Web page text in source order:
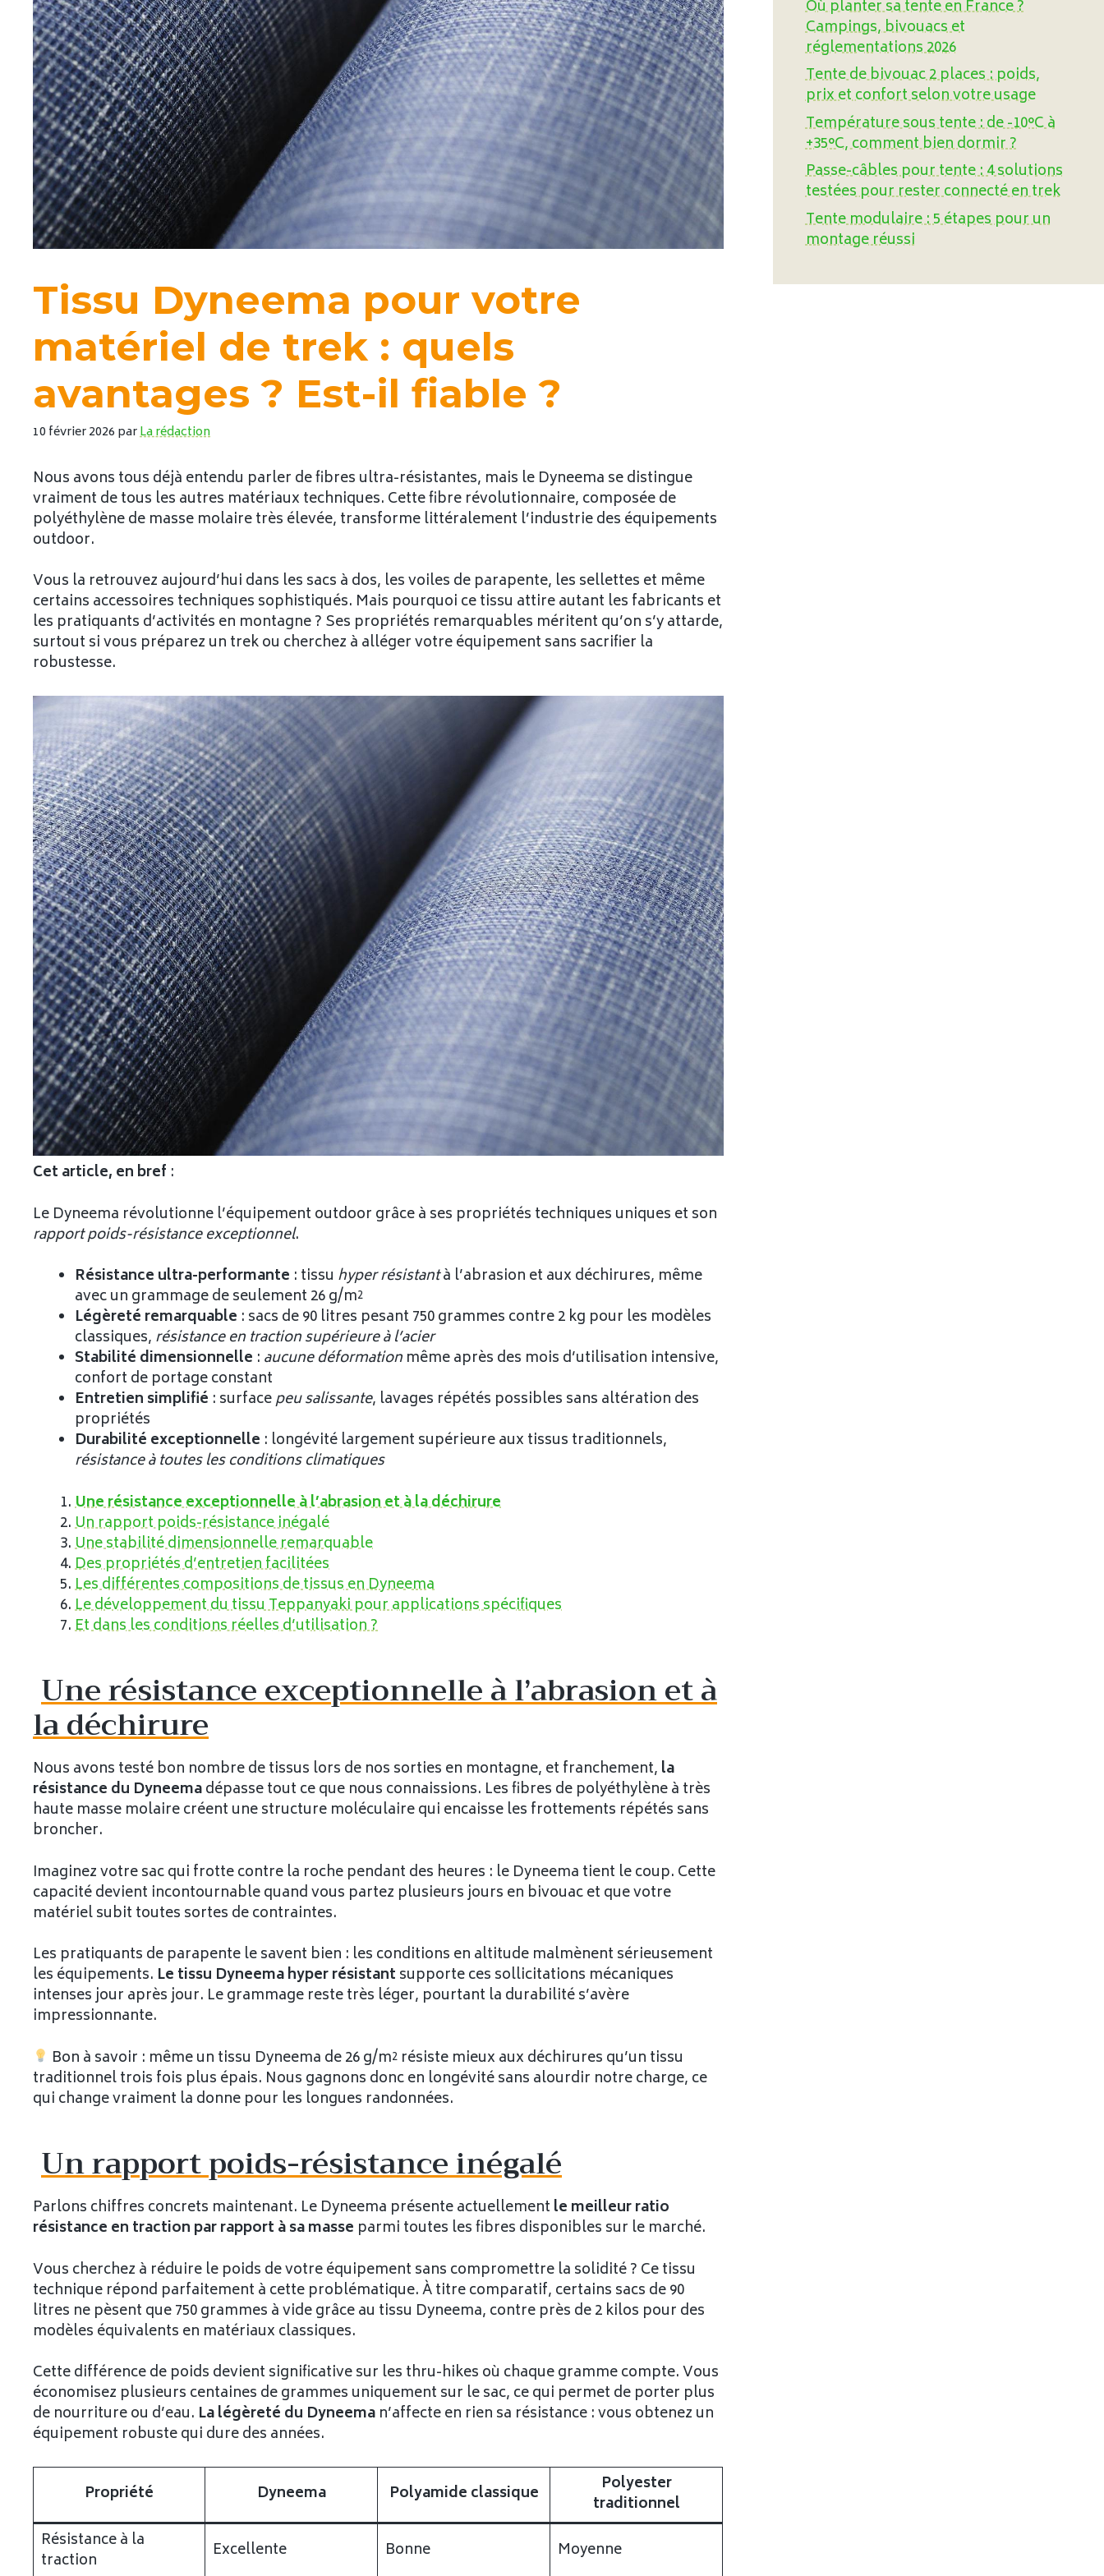
Tissu Dyneema pour votre
matériel de trek : quels
avantages ? Est-il fiable ?
10 février 2026 parLa rédaction
Nous avons tous déjà entendu parler de fibres ultra-résistantes, mais le Dyneema se distingue
vraiment de tous les autres matériaux techniques. Cette fibre révolutionnaire, composée de
polyéthylène de masse molaire très élevée, transforme littéralement l’industrie des équipements
outdoor.
Vous la retrouvez aujourd’hui dans les sacs à dos, les voiles de parapente, les sellettes et même
certains accessoires techniques sophistiqués. Mais pourquoi ce tissu attire autant les fabricants et
les pratiquants d’activités en montagne ? Ses propriétés remarquables méritent qu’on s’y attarde,
surtout si vous préparez un trek ou cherchez à alléger votre équipement sans sacrifier la
robustesse.
Cet article, en bref :
Le Dyneema révolutionne l’équipement outdoor grâce à ses propriétés techniques uniques et son
rapport poids-résistance exceptionnel.
Résistance ultra-performante : tissu hyper résistantà l’abrasion et aux déchirures, même
avec un grammage de seulement 26 g/m²
Légèreté remarquable : sacs de 90 litres pesant 750 grammes contre 2 kg pour les modèles
classiques, résistance en traction supérieure à l’acier
Stabilité dimensionnelle : aucune déformation même après des mois d’utilisation intensive,
confort de portage constant
Entretien simplifié : surfacepeu salissante, lavages répétés possibles sans altération des
propriétés
Durabilité exceptionnelle : longévité largement supérieure aux tissus traditionnels,
résistance à toutes les conditions climatiques
Une résistance exceptionnelle à l’abrasion et à la déchirure
Un rapport poids-résistance inégalé
Une stabilité dimensionnelle remarquable
Des propriétés d’entretien facilitées
Les différentes compositions de tissus en Dyneema
Le développement du tissu Teppanyaki pour applications spécifiques
Et dans les conditions réelles d’utilisation ?
Une résistance exceptionnelle à l’abrasion et à
la déchirure
Nous avons testé bon nombre de tissus lors de nos sorties en montagne, et franchement, la
résistance du Dyneemadépasse tout ce que nous connaissions. Les fibres de polyéthylène à très
haute masse molaire créent une structure moléculaire qui encaisse les frottements répétés sans
broncher.
Imaginez votre sac qui frotte contre la roche pendant des heures : le Dyneema tient le coup. Cette
capacité devient incontournable quand vous partez plusieurs jours en bivouac et que votre
matériel subit toutes sortes de contraintes.
Les pratiquants de parapente le savent bien : les conditions en altitude malmènent sérieusement
les équipements. Le tissu Dyneema hyper résistant supporte ces sollicitations mécaniques
intenses jour après jour. Le grammage reste très léger, pourtant la durabilité s’avère
impressionnante.
Bon à savoir : même un tissu Dyneema de 26 g/m² résiste mieux aux déchirures qu’un tissu
traditionnel trois fois plus épais. Nous gagnons donc en longévité sans alourdir notre charge, ce
qui change vraiment la donne pour les longues randonnées.
Un rapport poids-résistance inégalé
Parlons chiffres concrets maintenant. Le Dyneema présente actuellement le meilleur ratio
résistance en traction par rapport à sa masse parmi toutes les fibres disponibles sur le marché.
Vous cherchez à réduire le poids de votre équipement sans compromettre la solidité ? Ce tissu
technique répond parfaitement à cette problématique. À titre comparatif, certains sacs de 90
litres ne pèsent que 750 grammes à vide grâce au tissu Dyneema, contre près de 2 kilos pour des
modèles équivalents en matériaux classiques.
Cette différence de poids devient significative sur les thru-hikes où chaque gramme compte. Vous
économisez plusieurs centaines de grammes uniquement sur le sac, ce qui permet de porter plus
de nourriture ou d’eau. La légèreté du Dyneema n’affecte en rien sa résistance : vous obtenez un
équipement robuste qui dure des années.
Propriété Dyneema Polyamide classique
Polyester
traditionnel
Résistance à la
traction
Excellente Bonne Moyenne
Où planter sa tente en France ?
Campings, bivouacs et
réglementations 2026
Tente de bivouac 2 places : poids,
prix et confort selon votre usage
Température sous tente : de -10°C à
+35°C, comment bien dormir ?
Passe-câbles pour tente : 4 solutions
testées pour rester connecté en trek
Tente modulaire : 5 étapes pour un
montage réussi